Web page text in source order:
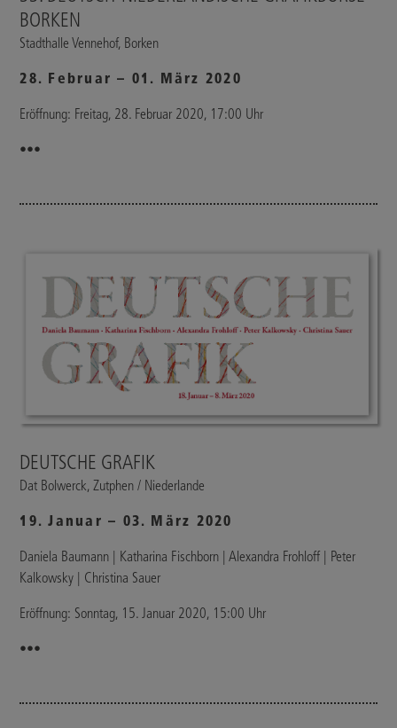
BORKEN
Stadthalle Vennehof, Borken
28. Februar – 01. März 2020
Eröffnung: Freitag, 28. Februar 2020, 17:00 Uhr
•••
DEUTSCHE GRAFIK
Dat Bolwerck, Zutphen / Niederlande
19. Januar – 03. März 2020
Daniela Baumann | Katharina Fischborn | Alexandra Frohloff | Peter
Kalkowsky | Christina Sauer
Eröffnung: Sonntag, 15. Januar 2020, 15:00 Uhr
•••